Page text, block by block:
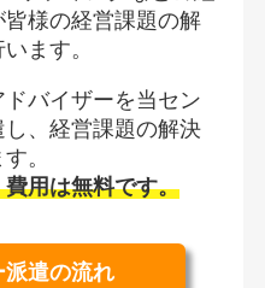
様の経営課題の解
ます。
バイザーを当セン
、経営課題の解決
。
用は無料です。
派遣の流れ